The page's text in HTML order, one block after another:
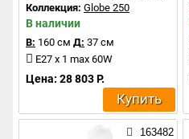
Коллекция: Globe 250
В наличии
В: 160 см Д: 37 см
E27 x 1 max 60W
Цена: 28 803 Р.
Купить
163482